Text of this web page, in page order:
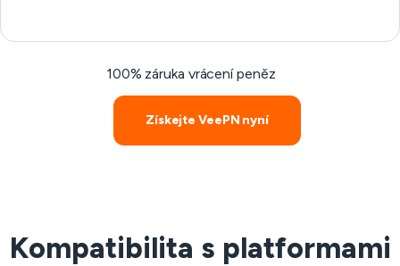
100% záruka vrácení peněz
Získejte VeePN nyní
Kompatibilita s platformami